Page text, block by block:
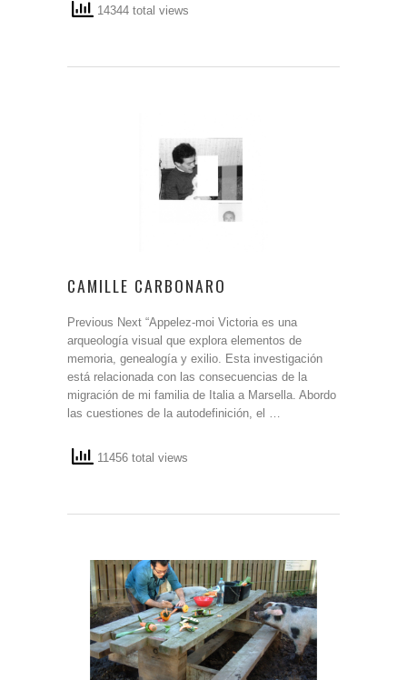
14344 total views
CAMILLE CARBONARO
Previous Next “Appelez-moi Victoria es una
arqueología visual que explora elementos de
memoria, genealogía y exilio. Esta investigación
está relacionada con las consecuencias de la
migración de mi familia de Italia a Marsella. Abordo
las cuestiones de la autodefinición, el …
11456 total views